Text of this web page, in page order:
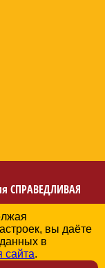
СПРАВЕДЛИВАЯ
области
вы даёте
в
сайта.